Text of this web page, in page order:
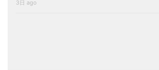
3日 ago